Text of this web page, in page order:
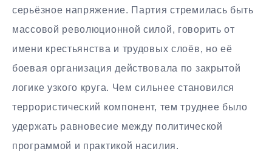
серьёзное напряжение. Партия стремилась быть
массовой революционной силой, говорить от
имени крестьянства и трудовых слоёв, но её
боевая организация действовала по закрытой
логике узкого круга. Чем сильнее становился
террористический компонент, тем труднее было
удержать равновесие между политической
программой и практикой насилия.